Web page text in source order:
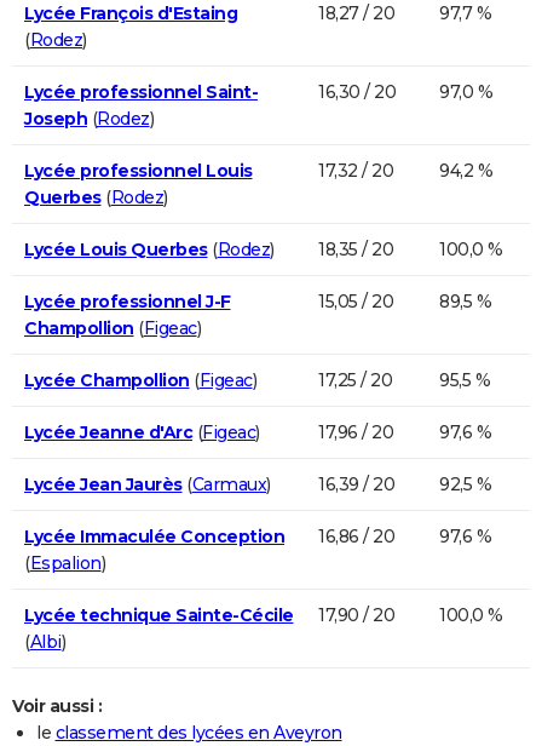
Lycée François d'Estaing
(Rodez)
18,27 / 20 97,7 %
Lycée professionnel Saint-
Joseph (Rodez)
16,30 / 20 97,0 %
Lycée professionnel Louis
Querbes(Rodez)
17,32 / 20 94,2 %
Lycée Louis Querbes(Rodez) 18,35 / 20 100,0 %
Lycée professionnel J-F
Champollion (Figeac)
15,05 / 20 89,5 %
Lycée Champollion (Figeac) 17,25 / 20 95,5 %
Lycée Jeanne d'Arc(Figeac) 17,96 / 20 97,6 %
Lycée Jean Jaurès(Carmaux) 16,39 / 20 92,5 %
Lycée Immaculée Conception
(Espalion)
16,86 / 20 97,6 %
Lycée technique Sainte-Cécile
(Albi)
17,90 / 20 100,0 %
Voir aussi :
le classement des lycées en Aveyron